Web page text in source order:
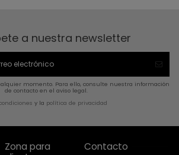
a nuestra newsletter
momento. Para ello, consulte nuestra información
de contacto en el aviso legal.
y la política de privacidad
Zona para
Contacto